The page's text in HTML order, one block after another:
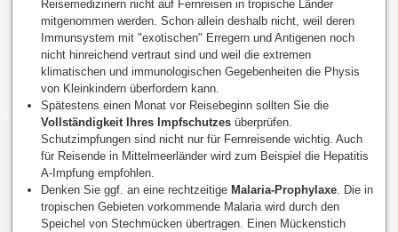
Reisemedizinern nicht auf Fernreisen in tropische Länder
mitgenommen werden. Schon allein deshalb nicht, weil deren
Immunsystem mit "exotischen" Erregern und Antigenen noch
nicht hinreichend vertraut sind und weil die extremen
klimatischen und immunologischen Gegebenheiten die Physis
von Kleinkindern überfordern kann.
Spätestens einen Monat vor Reisebeginn sollten Sie die
Vollständigkeit Ihres Impfschutzes überprüfen.
Schutzimpfungen sind nicht nur für Fernreisende wichtig. Auch
für Reisende in Mittelmeerländer wird zum Beispiel die Hepatitis
A-Impfung empfohlen.
Denken Sie ggf. an eine rechtzeitige Malaria-Prophylaxe. Die in
tropischen Gebieten vorkommende Malaria wird durch den
Speichel von Stechmücken übertragen. Einen Mückenstich